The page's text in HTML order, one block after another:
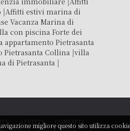
|Affitti estivi marina di
Vacanza Marina di
con piscina Forte dei
appartamento Pietrasanta
Pietrasanta Collina |villa
di Pietrasanta |
AFFITTI CONTATTI
migliore questo sito utilizza